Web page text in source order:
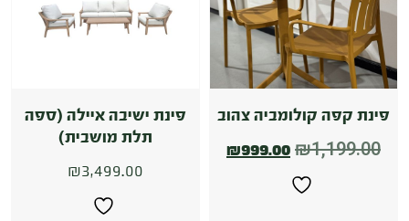
פינת קפה קולומביה צהוב
₪1,199.00
₪999.00
פינת ישיבה איילה (ספה
תלת מושבית)
₪3,499.00